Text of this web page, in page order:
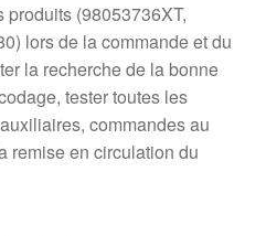
(98053736XT,
lors de la commande et du
la recherche de la bonne
tester toutes les
commandes au
remise en circulation du